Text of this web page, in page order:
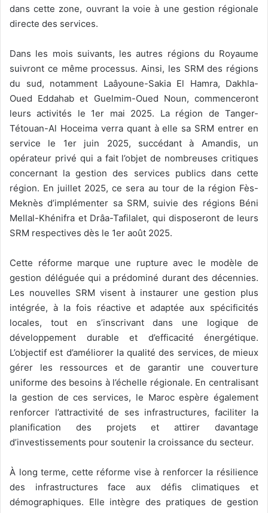
dans cette zone, ouvrant la voie à une gestion régionale
directe des services.
Dans les mois suivants, les autres régions du Royaume
suivront ce même processus. Ainsi, les SRM des régions
du sud, notamment Laâyoune-Sakia El Hamra, Dakhla-
Oued Eddahab et Guelmim-Oued Noun, commenceront
leurs activités le 1er mai 2025. La région de Tanger-
Tétouan-Al Hoceima verra quant à elle sa SRM entrer en
service le 1er juin 2025, succédant à Amandis, un
opérateur privé qui a fait l’objet de nombreuses critiques
concernant la gestion des services publics dans cette
région. En juillet 2025, ce sera au tour de la région Fès-
Meknès d’implémenter sa SRM, suivie des régions Béni
Mellal-Khénifra et Drâa-Tafilalet, qui disposeront de leurs
SRM respectives dès le 1er août 2025.
Cette réforme marque une rupture avec le modèle de
gestion déléguée qui a prédominé durant des décennies.
Les nouvelles SRM visent à instaurer une gestion plus
intégrée, à la fois réactive et adaptée aux spécificités
locales, tout en s’inscrivant dans une logique de
développement durable et d’efficacité énergétique.
L’objectif est d’améliorer la qualité des services, de mieux
gérer les ressources et de garantir une couverture
uniforme des besoins à l’échelle régionale. En centralisant
la gestion de ces services, le Maroc espère également
renforcer l’attractivité de ses infrastructures, faciliter la
planification des projets et attirer davantage
d’investissements pour soutenir la croissance du secteur.
À long terme, cette réforme vise à renforcer la résilience
des infrastructures face aux défis climatiques et
démographiques. Elle intègre des pratiques de gestion